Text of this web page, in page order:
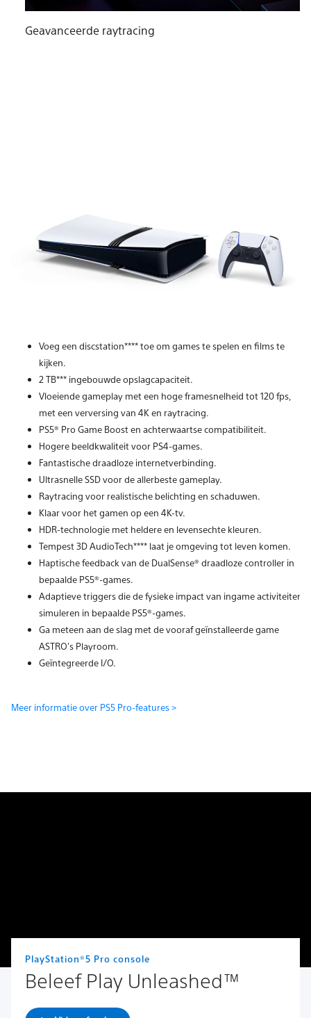
Geavanceerde raytracing
Voeg een discstation**** toe om games te spelen en films te
kijken.
2 TB*** ingebouwde opslagcapaciteit.
Vloeiende gameplay met een hoge framesnelheid tot 120 fps,
met een verversing van 4K en raytracing.
PS5® Pro Game Boost en achterwaartse compatibiliteit.
Hogere beeldkwaliteit voor PS4-games.
Fantastische draadloze internetverbinding.
Ultrasnelle SSD voor de allerbeste gameplay.
Raytracing voor realistische belichting en schaduwen.
Klaar voor het gamen op een 4K-tv.
HDR-technologie met heldere en levensechte kleuren.
Tempest 3D AudioTech**** laat je omgeving tot leven komen.
Haptische feedback van de DualSense® draadloze controller in
bepaalde PS5®-games.
Adaptieve triggers die de fysieke impact van ingame activiteiten
simuleren in bepaalde PS5®-games.
Ga meteen aan de slag met de vooraf geïnstalleerde game
ASTRO's Playroom.
Geïntegreerde I/O.
Meer informatie over PS5 Pro-features >
PlayStation®5 Pro console
Beleef Play Unleashed™